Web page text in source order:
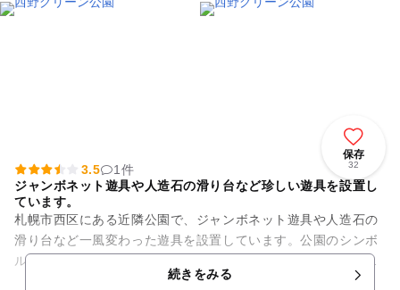
保存
32
3.5
1件
ジャンボネット遊具や人造石の滑り台など珍しい遊具を設置し
ています。
札幌市西区にある近隣公園で、ジャンボネット遊具や人造石の
滑り台など一風変わった遊具を設置しています。公園のシンボ
ルでもあるジャンボネット遊具をはじめ、斜面の一部を人工大
理石で覆った滑り台、カラフ...続きをみる